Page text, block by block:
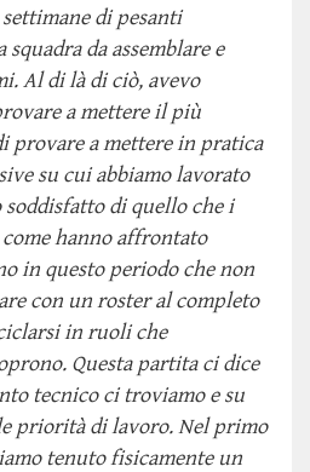
di pesanti
da assemblare e
Al di là di ciò, avevo
a mettere il più
provare a mettere in pratica
su cui abbiamo lavorato
di quello che i
hanno affrontato
in questo periodo che non
con un roster al completo
in ruoli che
Questa partita ci dice
tecnico ci troviamo e su
priorità di lavoro. Nel primo
tenuto fisicamente un